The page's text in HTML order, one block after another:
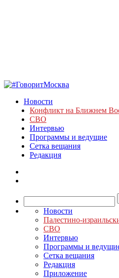
Новости
Конфликт на Ближнем
СВО
Интервью
Программы и ведущие
Сетка вещания
Редакция
Новости
Палестино-
СВО
Интервью
Программы и
Сетка вещания
Редакция
Приложение